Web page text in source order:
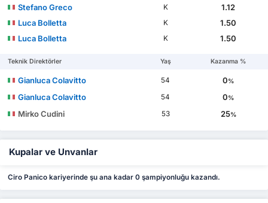
Stefano Greco
K
1.12
Luca Bolletta
K
1.50
Luca Bolletta
K 1.50
Teknik Direktörler Yaş Kazanma %
Gianluca Colavitto 54 0%
Gianluca Colavitto 54 0%
Mirko Cudini 53 25%
Kupalar ve Unvanlar
Ciro Panico kariyerinde şu ana kadar 0 şampiyonluğu kazandı.